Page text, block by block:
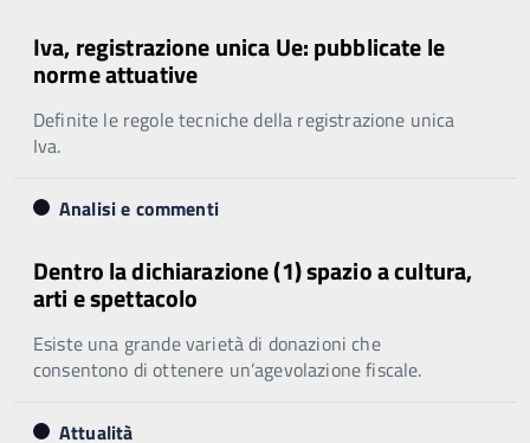
Iva, registrazione unica Ue: pubblicate le
norme attuative
Definite le regole tecniche della registrazione unica
Iva.
Analisi e commenti
Dentro la dichiarazione (1) spazio a cultura,
arti e spettacolo
Esiste una grande varietà di donazioni che
consentono di ottenere un’agevolazione fiscale.
Attualità